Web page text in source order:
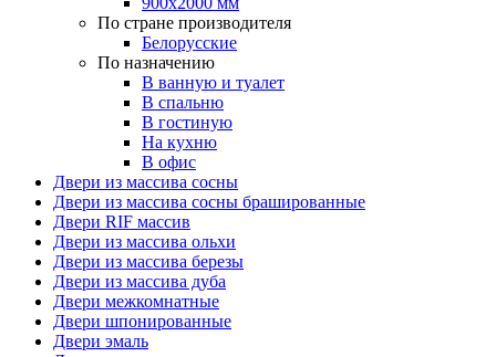
По стране производителя
Белорусские
По назначению
В ванную и туалет
В спальню
В гостиную
На кухню
В офис
Двери из массива сосны
Двери из массива сосны брашированные
Двери RIF массив
Двери из массива ольхи
Двери из массива березы
Двери из массива дуба
Двери межкомнатные
Двери шпонированные
Двери эмаль